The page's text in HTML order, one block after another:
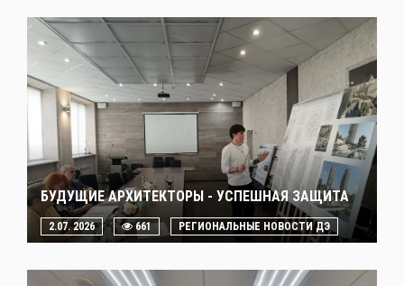
БУДУЩИЕ АРХИТЕКТОРЫ - УСПЕШНАЯ ЗАЩИТА
2.07. 2026 661 РЕГИОНАЛЬНЫЕ НОВОСТИ ДЭ